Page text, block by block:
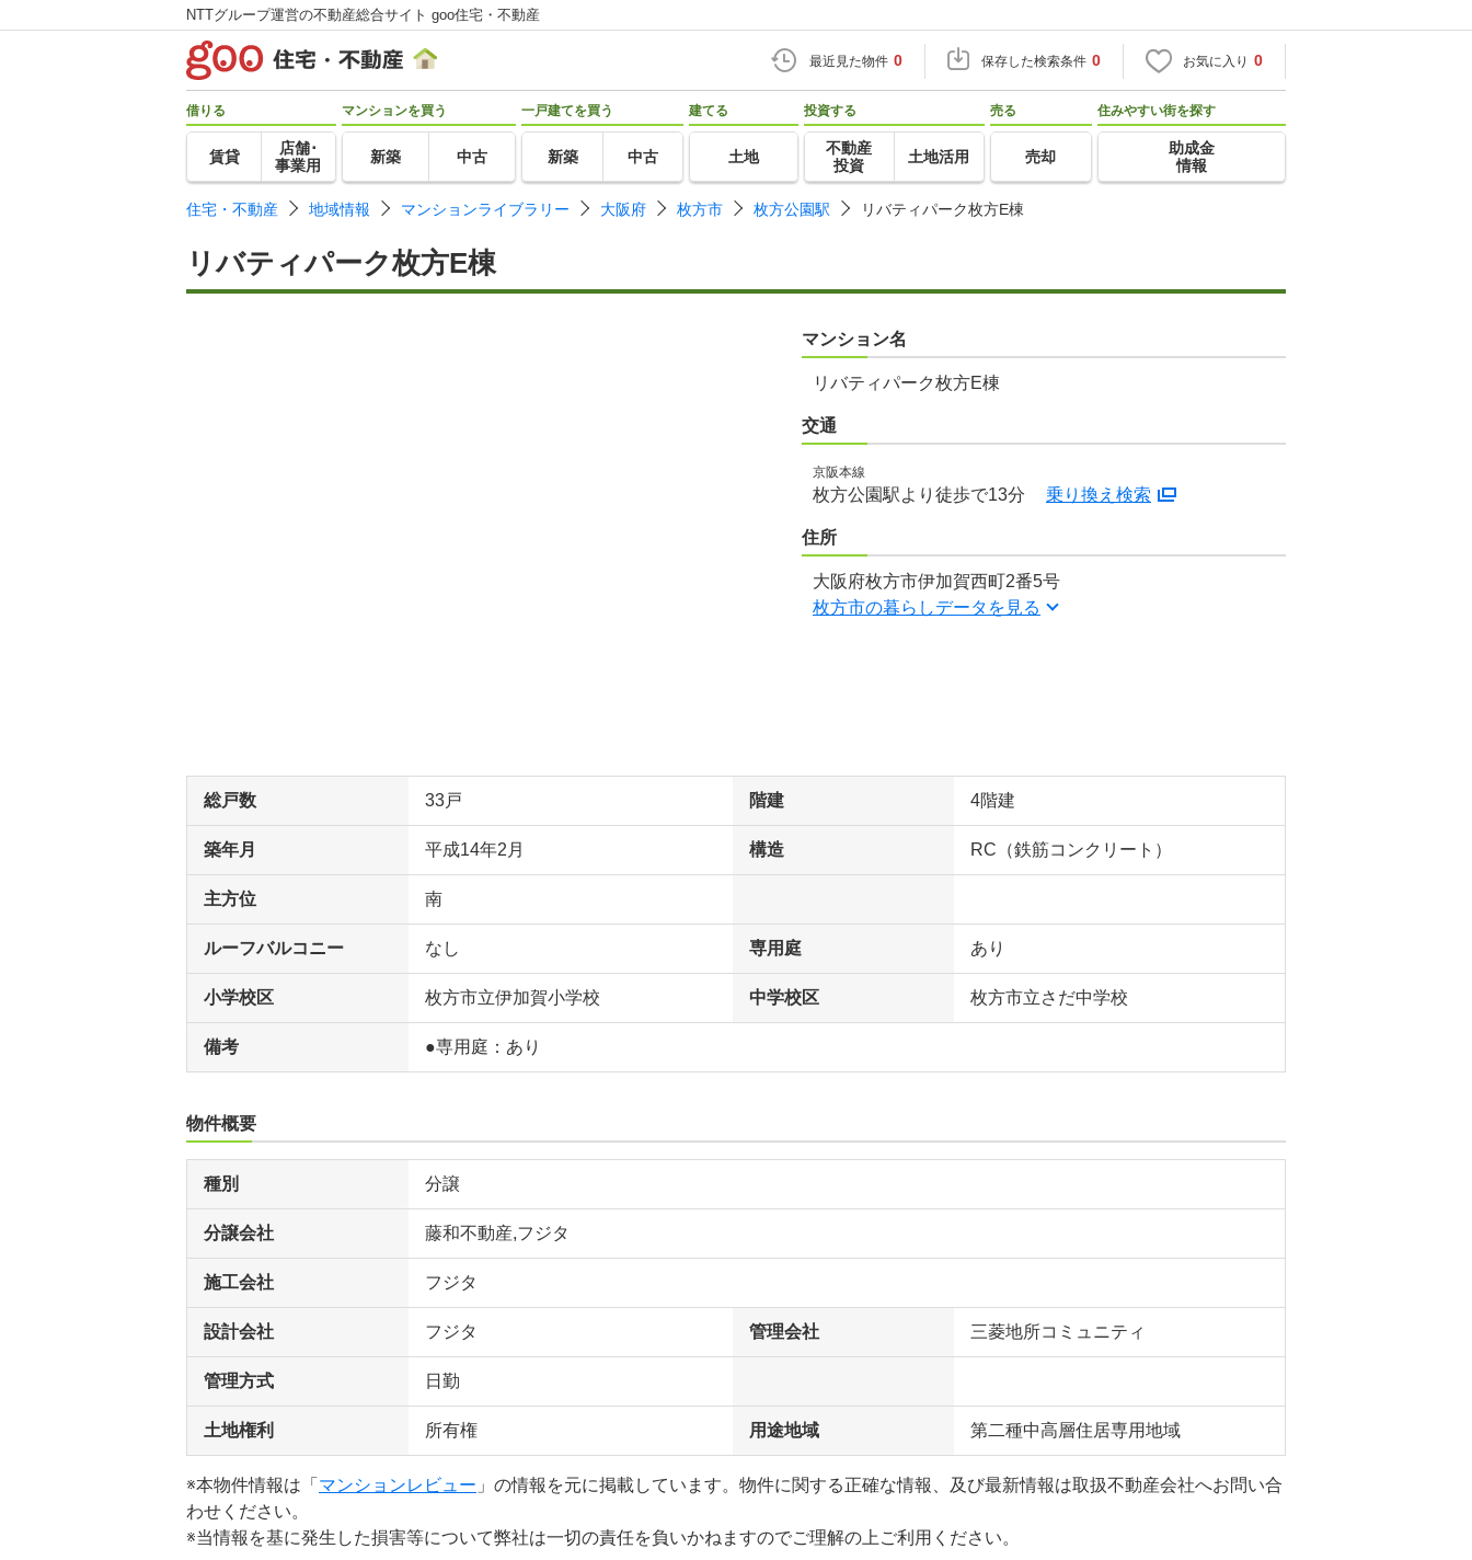
NTTグループ運営の不動産総合サイト goo住宅・不動産
最近見た物件 0 保存した検索条件 0 お気に入り 0
借りる
賃貸
店舗･
事業用
マンションを買う
新築 中古
一戸建てを買う
新築 中古
建てる
土地
投資する
不動産
投資
土地活用
売る
売却
住みやすい街を探す
助成金
情報
住宅・不動産 地域情報 マンションライブラリー 大阪府 枚方市 枚方公園駅 リバティパーク枚方E棟
リバティパーク枚方E棟
マンション名
リバティパーク枚方E棟
交通
京阪本線
枚方公園駅より徒歩で13分 乗り換え検索
住所
大阪府枚方市伊加賀西町2番5号
枚方市の暮らしデータを見る
総戸数 33戸 階建 4階建
築年月 平成14年2月 構造 RC（鉄筋コンクリート）
主方位 南
ルーフバルコニー なし 専用庭 あり
小学校区 枚方市立伊加賀小学校 中学校区 枚方市立さだ中学校
備考 ●専用庭：あり
物件概要
種別 分譲
分譲会社 藤和不動産,フジタ
施工会社 フジタ
設計会社 フジタ 管理会社 三菱地所コミュニティ
管理方式 日勤
土地権利 所有権 用途地域 第二種中高層住居専用地域
※本物件情報は「 マンションレビュー 」の情報を元に掲載しています。物件に関する正確な情報、及び最新情報は取扱不動産会社へお問い合
わせください。
※当情報を基に発生した損害等について弊社は一切の責任を負いかねますのでご理解の上ご利用ください。